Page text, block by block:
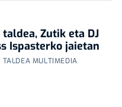
Zutik eta DJ
Ispasterko jaietan
TALDEA MULTIMEDIA